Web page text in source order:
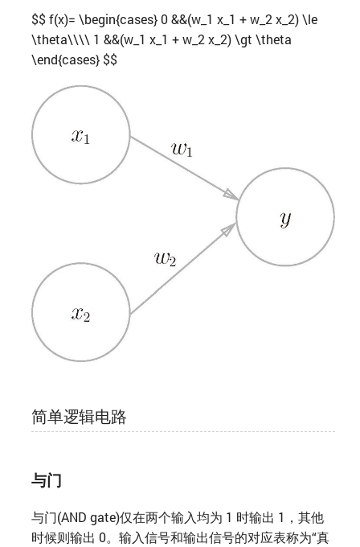
$$ f(x)= \begin{cases} 0 &&(w_1 x_1 + w_2 x_2) \le
\theta\\\\ 1 &&(w_1 x_1 + w_2 x_2) \gt \theta
\end{cases} $$
简单逻辑电路
与门
与门(AND gate)仅在两个输入均为 1 时输出 1，其他
时候则输出 0。输入信号和输出信号的对应表称为“真